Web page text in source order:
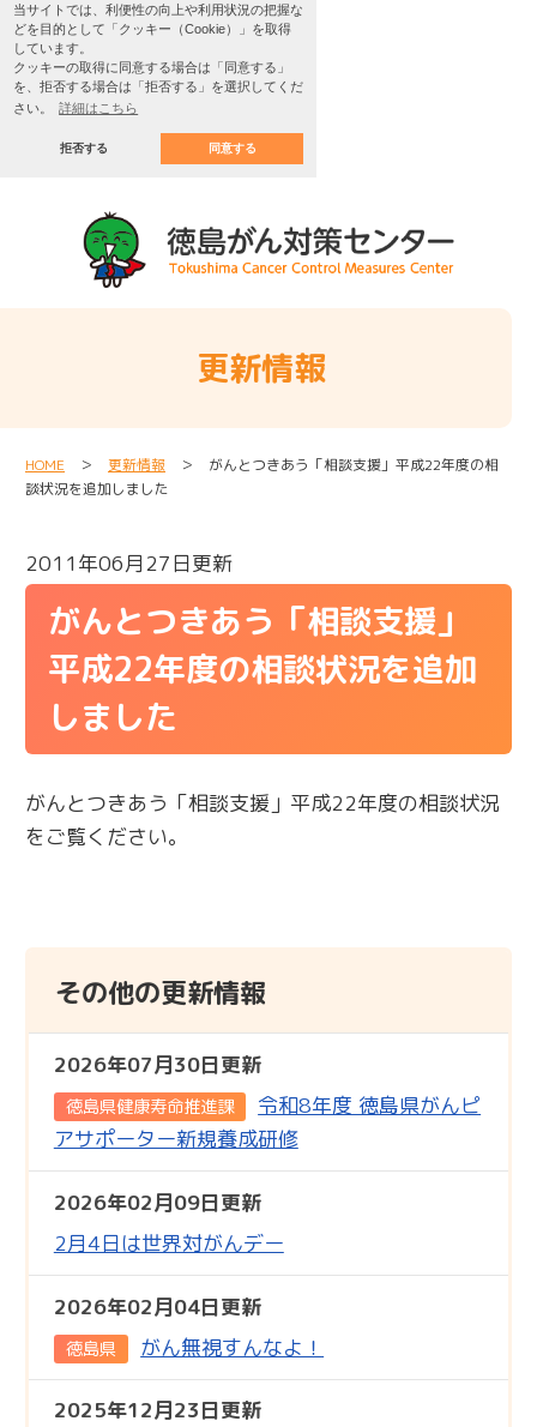
当サイトでは、利便性の向上や利用状況の把握な
どを目的として「クッキー（Cookie）」を取得
しています。
クッキーの取得に同意する場合は「同意する」
を、拒否する場合は「拒否する」を選択してくだ
さい。
詳細はこちら
拒否する 同意する
更新情報
HOME ＞ 更新情報 ＞ がんとつきあう「相談支援」平成22年度の相
談状況を追加しました
2011年06月27日更新
がんとつきあう「相談支援」
平成22年度の相談状況を追加
しました
がんとつきあう「相談支援」平成22年度の相談状況
をご覧ください。
その他の更新情報
2026年07月30日更新
徳島県健康寿命推進課
令和8年度 徳島県がんピ
アサポーター新規養成研修
2026年02月09日更新
2月4日は世界対がんデー
2026年02月04日更新
徳島県 がん無視すんなよ！
2025年12月23日更新